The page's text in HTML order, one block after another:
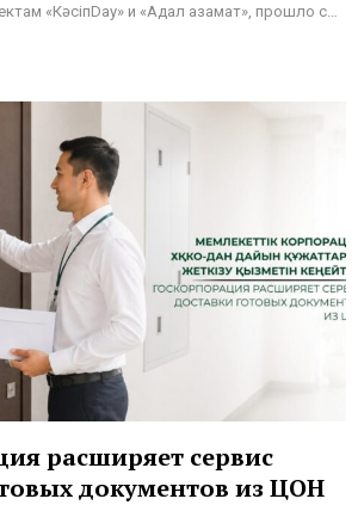
«КәсіпDay» и «Адал азамат», прошло с…
расширяет сервис
документов из ЦОН